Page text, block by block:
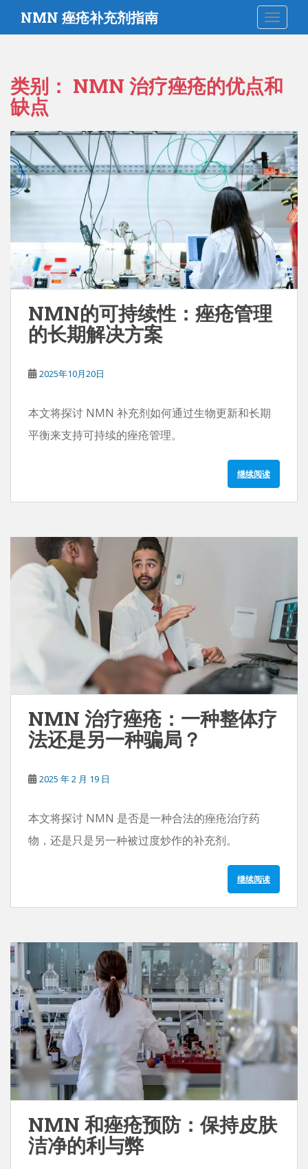
主
NMN 痤疮补充剂指南 切换导
类别： NMN 治疗痤疮的优点和
缺点
NMN的可持续性：痤疮管理
的长期解决方案
2025年10月20日
本文将探讨 NMN 补充剂如何通过生物更新和长期
平衡来支持可持续的痤疮管理。
继续阅读
NMN 治疗痤疮：一种整体疗
法还是另一种骗局？
2025 年 2 月 19 日
本文将探讨 NMN 是否是一种合法的痤疮治疗药
物，还是只是另一种被过度炒作的补充剂。
继续阅读
NMN 和痤疮预防：保持皮肤
洁净的利与弊